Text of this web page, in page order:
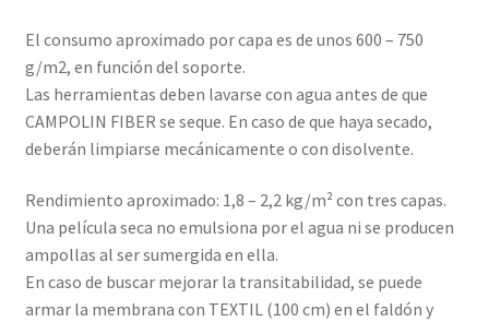
El consumo aproximado por capa es de unos 600 – 750
g/m2, en función del soporte.
Las herramientas deben lavarse con agua antes de que
CAMPOLIN FIBER se seque. En caso de que haya secado,
deberán limpiarse mecánicamente o con disolvente.
Rendimiento aproximado: 1,8 – 2,2 kg/m² con tres capas.
Una película seca no emulsiona por el agua ni se producen
ampollas al ser sumergida en ella.
En caso de buscar mejorar la transitabilidad, se puede
armar la membrana con TEXTIL (100 cm) en el faldón y